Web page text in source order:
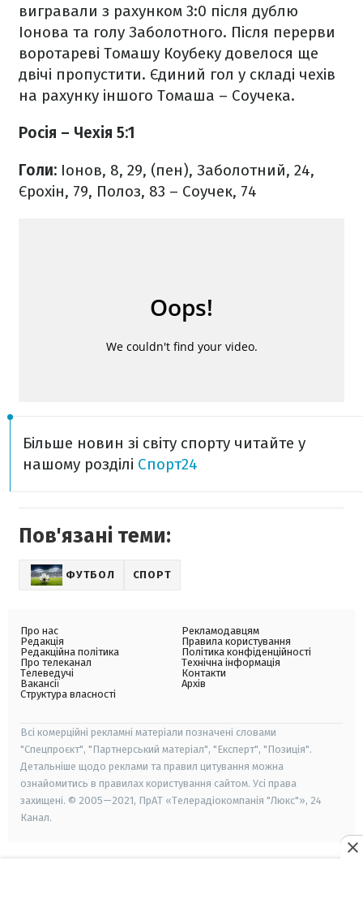
вигравали з рахунком 3:0 після дублю
Іонова та голу Заболотного. Після перерви
воротареві Томашу Коубеку довелося ще
двічі пропустити. Єдиний гол у складі чехів
на рахунку іншого Томаша – Соучека.
Росія – Чехія 5:1
Голи: Іонов, 8, 29, (пен), Заболотний, 24,
Єрохін, 79, Полоз, 83 – Соучек, 74
Більше новин зі світу спорту читайте у
нашому розділі Спорт24
Пов'язані теми:
ФУТБОЛ СПОРТ
Про нас
Редакція
Редакційна політика
Про телеканал
Телеведучі
Вакансії
Структура власності
Рекламодавцям
Правила користування
Політика конфіденційності
Технічна інформація
Контакти
Архів
Всі комерційні рекламні матеріали позначені словами
"Спецпроєкт", "Партнерський матеріал", "Експерт", "Позиція".
Детальніше щодо реклами та правил цитування можна
ознайомитись в правилах користування сайтом. Усі права
захищені. © 2005—2021, ПрАТ «Телерадіокомпанія "Люкс"», 24
Канал.